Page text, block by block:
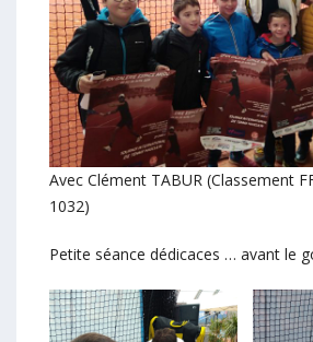
Avec Clément TABUR (Classement
1032)
Petite séance dédicaces … avant le